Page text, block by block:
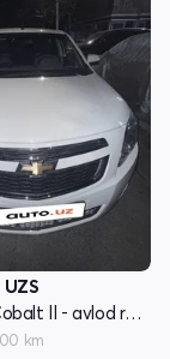
UZS
Chevrolet Cobalt II - avlod restyling
km